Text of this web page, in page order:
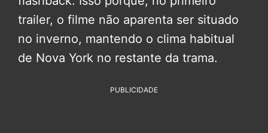
trailer, o filme não aparenta ser situado
no inverno, mantendo o clima habitual
de Nova York no restante da trama.
PUBLICIDADE